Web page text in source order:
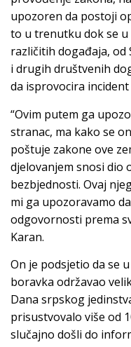
upozoren da postoji
to u trenutku dok se
različitih događaja, od
i drugih društvenih
da isprovocira
“Ovim putem ga
stranac, ma kako se
poštuje zakone ove
djelovanjem snosi dio
bezbjednosti. Ovaj
mi ga upozoravamo
odgovornosti prema
Karan.
On je podsjetio da se
boravka održavao
Dana srpskog
prisustvovalo više od
slučajno došli do